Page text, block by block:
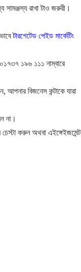
রাখা টাও জরুরী।
টারগেটেড পেইড মার্কেটিং
১৯৬ ১১১ নাম্বারে
বিজনেস কন্টাকে যারা
না।
করুন অথবা এইঙ্গেইজমেন্ট